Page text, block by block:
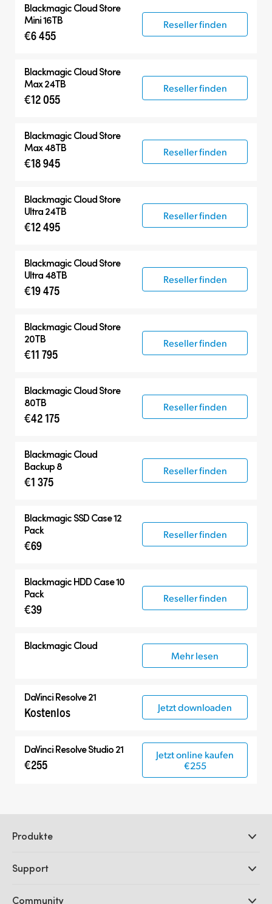
Blackmagic Cloud Store
Mini 16TB
€6 455
Reseller finden
Blackmagic Cloud Store
Max 24TB
€12 055
Reseller finden
Blackmagic Cloud Store
Max 48TB
€18 945
Reseller finden
Blackmagic Cloud Store
Ultra 24TB
€12 495
Reseller finden
Blackmagic Cloud Store
Ultra 48TB
€19 475
Reseller finden
Blackmagic Cloud Store
20TB
€11 795
Reseller finden
Blackmagic Cloud Store
80TB
€42 175
Reseller finden
Blackmagic Cloud
Backup 8
€1 375
Reseller finden
Blackmagic SSD Case 12
Pack
€69
Reseller finden
Blackmagic HDD Case 10
Pack
€39
Reseller finden
Blackmagic Cloud
Mehr lesen
DaVinci Resolve 21
Kostenlos Jetzt downloaden
DaVinci Resolve Studio 21
€255
Jetzt online kaufen
€255
Produkte
DaVinci Resolve und Fusion Software
Support
Community